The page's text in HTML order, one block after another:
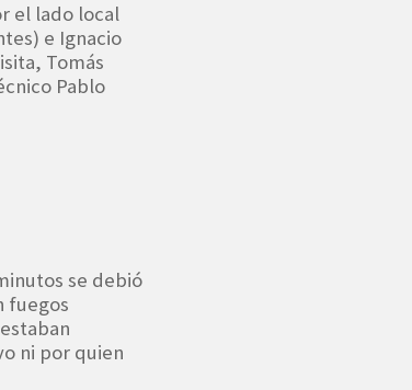
el lado local
e Ignacio
Tomás
Pablo
se debió
fuegos
ni por quien